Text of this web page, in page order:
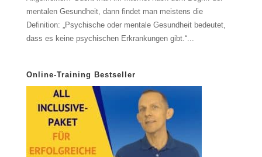
mentalen Gesundheit, dann findet man meistens die
Definition: „Psychische oder mentale Gesundheit bedeutet,
dass es keine psychischen Erkrankungen gibt.“...
Online-Training Bestseller